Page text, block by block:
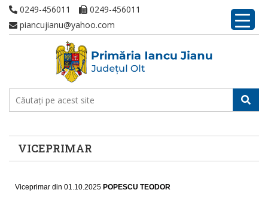
0249-456011
0249-456011
piancujianu@yahoo.com
VICEPRIMAR
Viceprimar din 01.10.2025 POPESCU TEODOR